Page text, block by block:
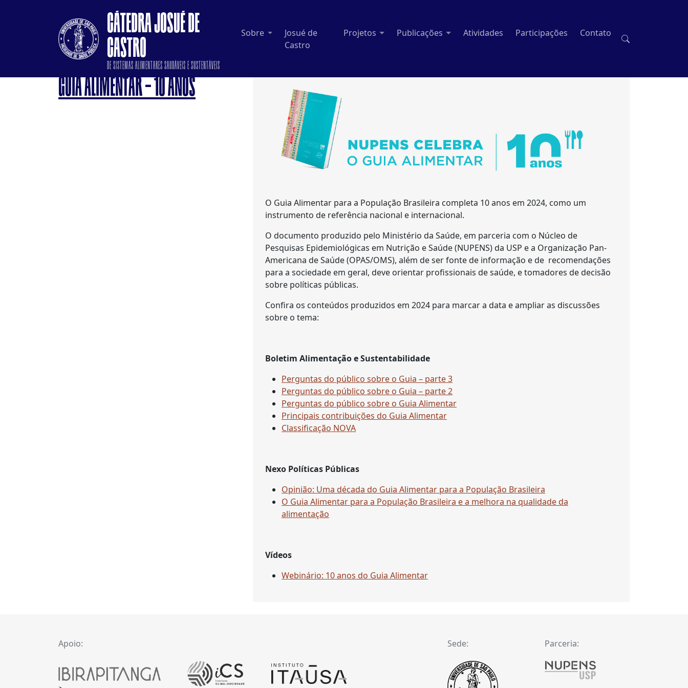
CÁTEDRA JOSUÉ DE
CASTRO
DE SISTEMAS ALIMENTARES SAUDÁVEIS E SUSTENTÁVEIS
Sobre
Josué de
Castro
Projetos Publicações Atividades Participações Contato
GUIA ALIMENTAR – 10 ANOS
O Guia Alimentar para a População Brasileira completa 10 anos em 2024, como um
instrumento de referência nacional e internacional.
O documento produzido pelo Ministério da Saúde, em parceria com o Núcleo de
Pesquisas Epidemiológicas em Nutrição e Saúde (NUPENS) da USP e a Organização Pan-
Americana de Saúde (OPAS/OMS), além de ser fonte de informação e de recomendações
para a sociedade em geral, deve orientar profissionais de saúde, e tomadores de decisão
sobre políticas públicas.
Confira os conteúdos produzidos em 2024 para marcar a data e ampliar as discussões
sobre o tema:
Boletim Alimentação e Sustentabilidade
Perguntas do público sobre o Guia – parte 3
Perguntas do público sobre o Guia – parte 2
Perguntas do público sobre o Guia Alimentar
Principais contribuições do Guia Alimentar
Classificação NOVA
Nexo Políticas Públicas
Opinião: Uma década do Guia Alimentar para a População Brasileira
O Guia Alimentar para a População Brasileira e a melhora na qualidade da
alimentação
Vídeos
Webinário: 10 anos do Guia Alimentar
Apoio: Sede: Parceria: